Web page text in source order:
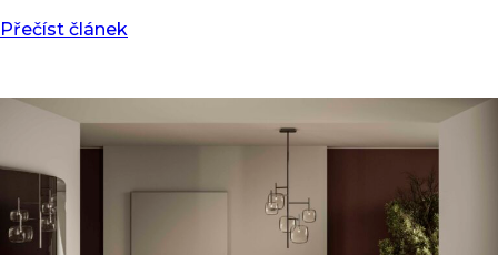
Přečíst článek